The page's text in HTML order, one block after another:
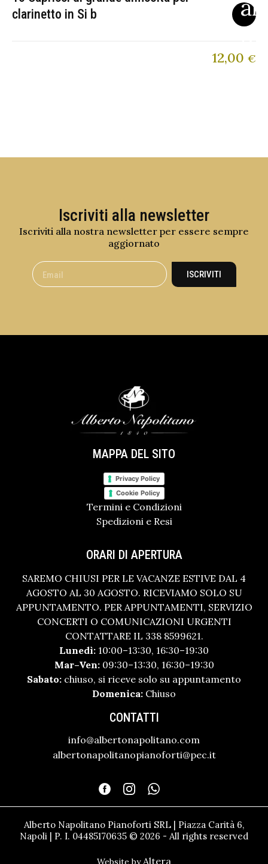
clarinetto in Si b
12,00 €
Iscriviti alla newsletter
Iscriviti alla nostra newsletter per essere sempre
aggiornato
ISCRIVITI
MAPPA DEL SITO
Privacy Policy
Cookie Policy
Termini e Condizioni
Spedizioni e Resi
ORARI DI APERTURA
SAREMO CHIUSI PER LE VACANZE ESTIVE DAL 4
AGOSTO AL 30 AGOSTO. RICEVIAMO SOLO SU
APPUNTAMENTO. PER APPUNTAMENTI, SERVIZIO
CONCERTI O COMUNICAZIONI URGENTI
CONTATTARE IL 338 8599621.
Lunedì: 10:00–13:30, 16:30–19:30
Mar–Ven:09:30–13:30, 16:30–19:30
Sabato: chiuso, si riceve solo su appuntamento
Domenica: Chiuso
CONTATTI
info@albertonapolitano.com
albertonapolitanopianoforti@pec.it
Alberto Napolitano Pianoforti SRL | Piazza Carità 6,
Napoli | P. I. 04485170635 © 2026 - All rights reserved
Altera